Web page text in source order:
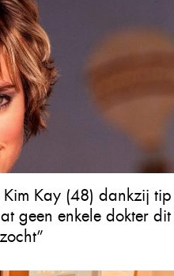
Kay (48) dankzij tip
geen enkele dokter dit